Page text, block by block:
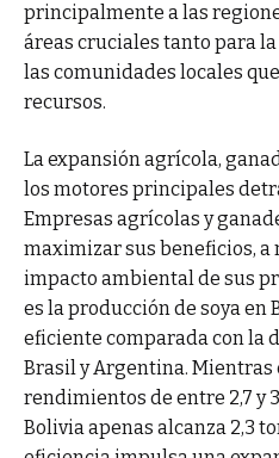
principalmente a las
áreas cruciales tanto para
las comunidades locales
recursos.
La expansión agrícola,
los motores principales
Empresas agrícolas y
maximizar sus beneficios, a
impacto ambiental de sus
es la producción de soya en
eficiente comparada con la
Brasil y Argentina. Mientras
rendimientos de entre 2,7 y
Bolivia apenas alcanza 2,3